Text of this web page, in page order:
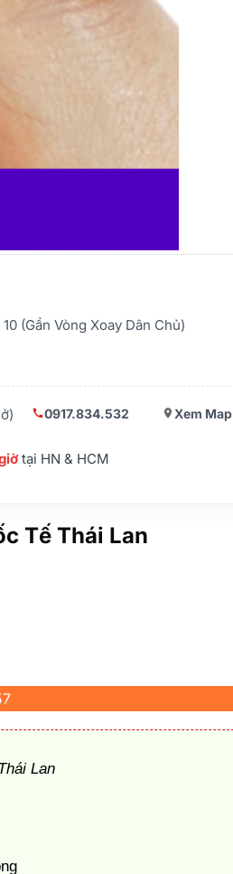
(Gần Vòng Xoay Dân Chủ)
0917.834.532 Xem Map
tại HN & HCM
Tế Thái Lan
Lan